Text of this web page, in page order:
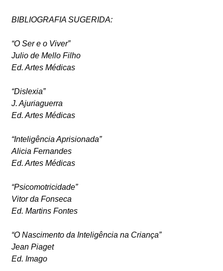
BIBLIOGRAFIA SUGERIDA:
“O Ser e o Viver”
Julio de Mello Filho
Ed. Artes Médicas
“Dislexia”
J. Ajuriaguerra
Ed. Artes Médicas
“Inteligência Aprisionada”
Alicia Fernandes
Ed. Artes Médicas
“Psicomotricidade”
Vitor da Fonseca
Ed. Martins Fontes
“O Nascimento da Inteligência na Criança”
Jean Piaget
Ed. Imago